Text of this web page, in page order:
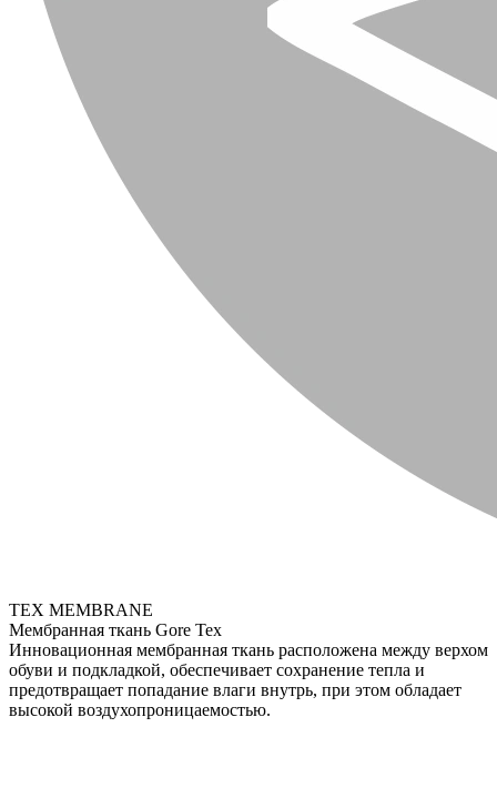
TEX MEMBRANE
Мембранная ткань Gore Tex
Инновационная мембранная ткань расположена между верхом
обуви и подкладкой, обеспечивает сохранение тепла и
предотвращает попадание влаги внутрь, при этом обладает
высокой воздухопроницаемостью.